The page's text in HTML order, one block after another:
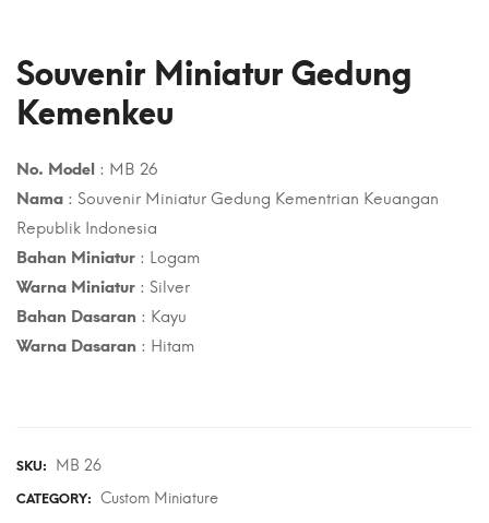
Souvenir Miniatur Gedung
Kemenkeu
No. Model : MB 26
Nama : Souvenir Miniatur Gedung Kementrian Keuangan
Republik Indonesia
Bahan Miniatur : Logam
Warna Miniatur : Silver
Bahan Dasaran : Kayu
Warna Dasaran : Hitam
SKU: MB 26
CATEGORY: Custom Miniature